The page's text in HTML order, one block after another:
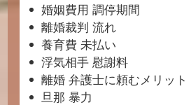
婚姻費用 調停期間
離婚裁判 流れ
養育費 未払い
浮気相手 慰謝料
離婚 弁護士に頼むメリット
旦那 暴力